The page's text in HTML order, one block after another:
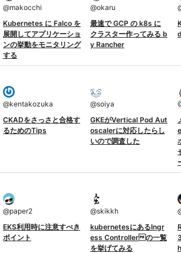
@makocchi
Kubernetes に Falco を
展開してアプリケーショ
ンの挙動をモニタリング
する
@okaru
最速で GCP の k8s に
クラスター作ってみる b
y Rancher
@kentakozuka
CKADをさっさと合格す
るためのTips
@soiya
GKEがVertical Pod Aut
oscalerに対応したらし
いので調査した
@paper2
EKS利用時に注意すべき
ポイント
@skikkh
kubernetesにあるIngr
ess Controllerの一覧
を挙げてみる